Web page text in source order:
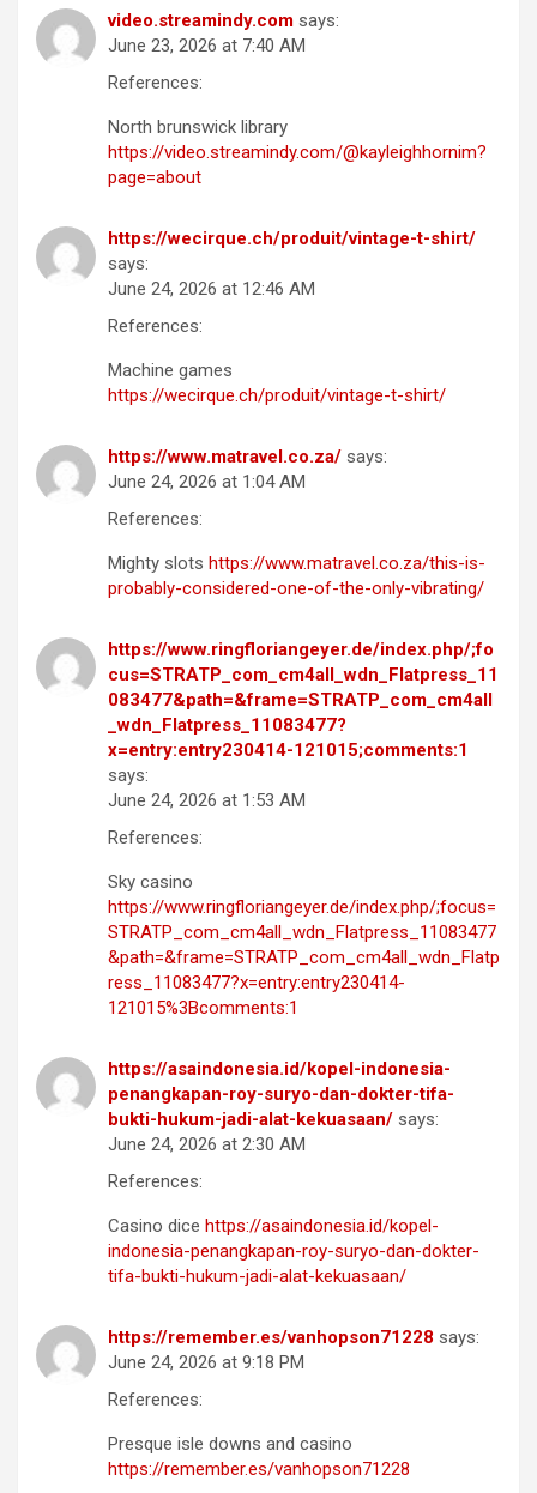
video.streamindy.com says:
June 23, 2026 at 7:40 AM
References:
North brunswick library
https://video.streamindy.com/@kayleighhornim?
page=about
https://wecirque.ch/produit/vintage-t-shirt/
says:
June 24, 2026 at 12:46 AM
References:
Machine games
https://wecirque.ch/produit/vintage-t-shirt/
https://www.matravel.co.za/ says:
June 24, 2026 at 1:04 AM
References:
Mighty slots https://www.matravel.co.za/this-is-
probably-considered-one-of-the-only-vibrating/
https://www.ringfloriangeyer.de/index.php/;fo
cus=STRATP_com_cm4all_wdn_Flatpress_11
083477&path=&frame=STRATP_com_cm4all
_wdn_Flatpress_11083477?
x=entry:entry230414-121015;comments:1
says:
June 24, 2026 at 1:53 AM
References:
Sky casino
https://www.ringfloriangeyer.de/index.php/;focus=
STRATP_com_cm4all_wdn_Flatpress_11083477
&path=&frame=STRATP_com_cm4all_wdn_Flatp
ress_11083477?x=entry:entry230414-
121015%3Bcomments:1
https://asaindonesia.id/kopel-indonesia-
penangkapan-roy-suryo-dan-dokter-tifa-
bukti-hukum-jadi-alat-kekuasaan/ says:
June 24, 2026 at 2:30 AM
References:
Casino dice https://asaindonesia.id/kopel-
indonesia-penangkapan-roy-suryo-dan-dokter-
tifa-bukti-hukum-jadi-alat-kekuasaan/
https://remember.es/vanhopson71228 says:
June 24, 2026 at 9:18 PM
References:
Presque isle downs and casino
https://remember.es/vanhopson71228